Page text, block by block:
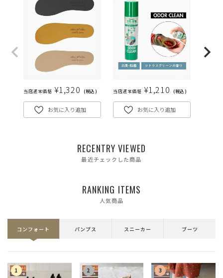
当店通常価格 ¥1,320 税込
お気に入り追加
当店通常価格 ¥1,210 税込
お気に入り追加
RECENTRY VIEWED
最近チェックした商品
RANKING ITEMS
人気商品
コンフォート パンプス スニーカー ブーツ